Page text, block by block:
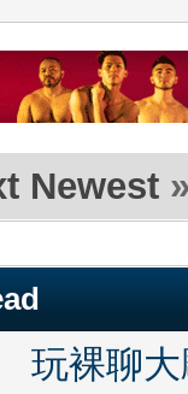
Newest
玩裸聊大